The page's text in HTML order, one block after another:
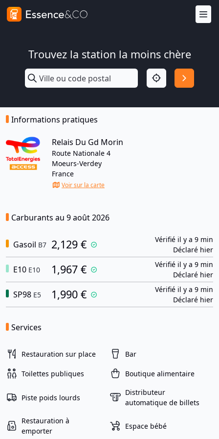
Trouvez la station la moins chère
Informations pratiques
Relais Du Gd Morin
Route Nationale 4
Moeurs-Verdey
France
Voir sur la carte
Carburants au 9 août 2026
Gasoil B7 2,129 €
Vérifié il y a 9 min
Déclaré hier
E10 E10 1,967 €
Vérifié il y a 9 min
Déclaré hier
SP98 E5 1,990 €
Vérifié il y a 9 min
Déclaré hier
Services
Restauration sur place Bar
Toilettes publiques Boutique alimentaire
Piste poids lourds
Distributeur
automatique de billets
Restauration à
emporter
Espace bébé